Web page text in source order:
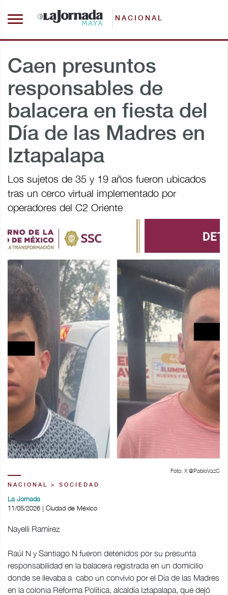
NACIONAL
Caen presuntos
responsables de
balacera en fiesta del
Día de las Madres en
Iztapalapa
Los sujetos de 35 y 19 años fueron ubicados
tras un cerco virtual implementado por
operadores del C2 Oriente
Foto: X @PabloVazC
NACIONAL > SOCIEDAD
La Jornada
11/05/2026 | Ciudad de México
Nayelli Ramírez
Raúl N y Santiago N fueron detenidos por su presunta
responsabilidad en la balacera registrada en un domicilio
donde se llevaba a cabo un convivio por el Día de las Madres
en la colonia Reforma Política, alcaldía Iztapalapa, que dejó